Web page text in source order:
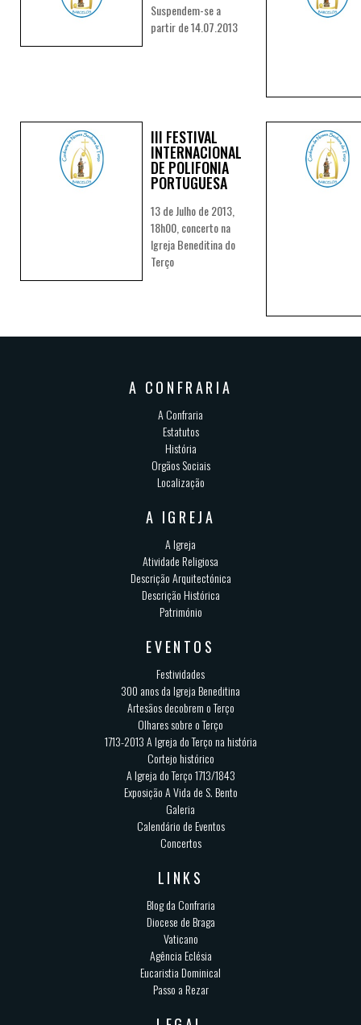
Suspendem-se a
partir de 14.07.2013
III FESTIVAL
INTERNACIONAL
DE POLIFONIA
PORTUGUESA
13 de Julho de 2013,
18h00, concerto na
Igreja Beneditina do
Terço
A CONFRARIA
A Confraria
Estatutos
História
Orgãos Sociais
Localização
A IGREJA
A Igreja
Atividade Religiosa
Descrição Arquitectónica
Descrição Histórica
Património
EVENTOS
Festividades
300 anos da Igreja Beneditina
Artesãos decobrem o Terço
Olhares sobre o Terço
1713-2013 A Igreja do Terço na história
Cortejo histórico
A Igreja do Terço 1713/1843
Exposição A Vida de S. Bento
Galeria
Calendário de Eventos
Concertos
LINKS
Blog da Confraria
Diocese de Braga
Vaticano
Agência Eclésia
Eucaristia Dominical
Passo a Rezar